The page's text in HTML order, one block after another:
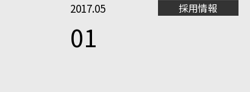
2017.05
01
採用情報